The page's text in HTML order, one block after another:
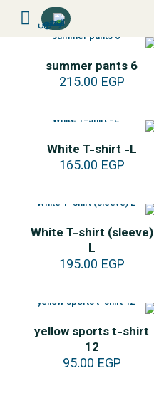
summer pants 6
215.00 EGP
White T-shirt -L
165.00 EGP
White T-shirt (sleeve)
L
195.00 EGP
yellow sports t-shirt
12
95.00 EGP